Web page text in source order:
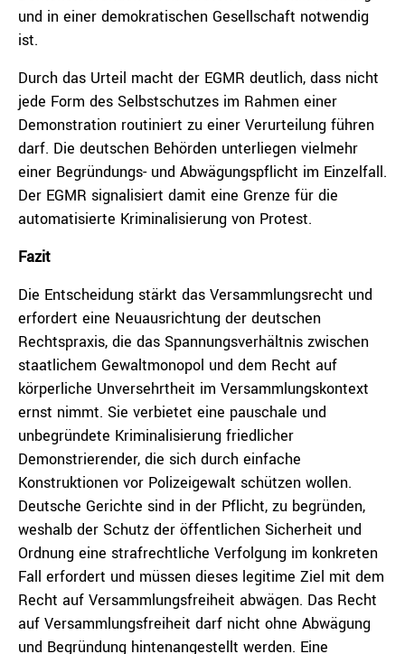
und in einer demokratischen Gesellschaft notwendig
ist.
Durch das Urteil macht der EGMR deutlich, dass nicht
jede Form des Selbstschutzes im Rahmen einer
Demonstration routiniert zu einer Verurteilung führen
darf. Die deutschen Behörden unterliegen vielmehr
einer Begründungs- und Abwägungspflicht im Einzelfall.
Der EGMR signalisiert damit eine Grenze für die
automatisierte Kriminalisierung von Protest.
Fazit
Die Entscheidung stärkt das Versammlungsrecht und
erfordert eine Neuausrichtung der deutschen
Rechtspraxis, die das Spannungsverhältnis zwischen
staatlichem Gewaltmonopol und dem Recht auf
körperliche Unversehrtheit im Versammlungskontext
ernst nimmt. Sie verbietet eine pauschale und
unbegründete Kriminalisierung friedlicher
Demonstrierender, die sich durch einfache
Konstruktionen vor Polizeigewalt schützen wollen.
Deutsche Gerichte sind in der Pflicht, zu begründen,
weshalb der Schutz der öffentlichen Sicherheit und
Ordnung eine strafrechtliche Verfolgung im konkreten
Fall erfordert und müssen dieses legitime Ziel mit dem
Recht auf Versammlungsfreiheit abwägen. Das Recht
auf Versammlungsfreiheit darf nicht ohne Abwägung
und Begründung hintenangestellt werden. Eine